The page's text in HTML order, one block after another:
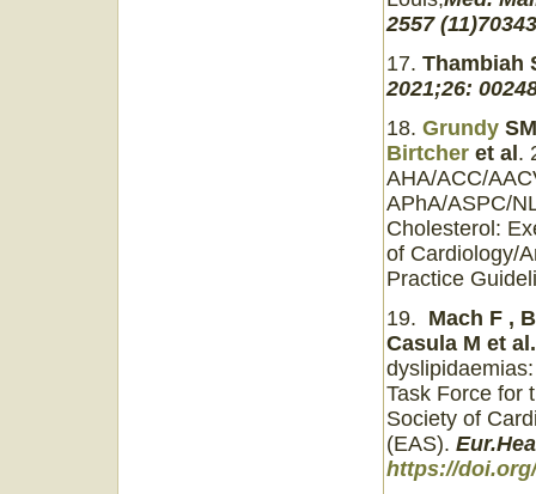
2557
17. Thambiah
2021;26:
18. Grundy SM
Birtcher et al.
AHA/ACC/
APhA/ASPC/
Cholesterol:
of Cardiology/
Practice
19. Mach F ,
Casula M et
Task Force for
Society of
(EAS).
https://